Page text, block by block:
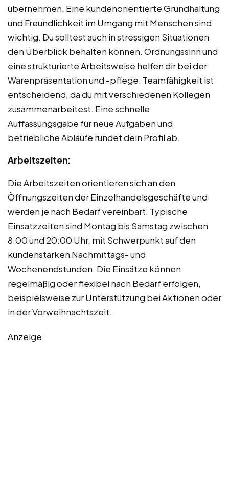
übernehmen. Eine kundenorientierte Grundhaltung
und Freundlichkeit im Umgang mit Menschen sind
wichtig. Du solltest auch in stressigen Situationen
den Überblick behalten können. Ordnungssinn und
eine strukturierte Arbeitsweise helfen dir bei der
Warenpräsentation und -pflege. Teamfähigkeit ist
entscheidend, da du mit verschiedenen Kollegen
zusammenarbeitest. Eine schnelle
Auffassungsgabe für neue Aufgaben und
betriebliche Abläufe rundet dein Profil ab.
Arbeitszeiten:
Die Arbeitszeiten orientieren sich an den
Öffnungszeiten der Einzelhandelsgeschäfte und
werden je nach Bedarf vereinbart. Typische
Einsatzzeiten sind Montag bis Samstag zwischen
8:00 und 20:00 Uhr, mit Schwerpunkt auf den
kundenstarken Nachmittags- und
Wochenendstunden. Die Einsätze können
regelmäßig oder flexibel nach Bedarf erfolgen,
beispielsweise zur Unterstützung bei Aktionen oder
in der Vorweihnachtszeit.
Anzeige